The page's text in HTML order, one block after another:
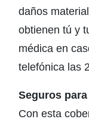
daños
obtienen tú y
médica en
telefónica las
Seguros
Con esta